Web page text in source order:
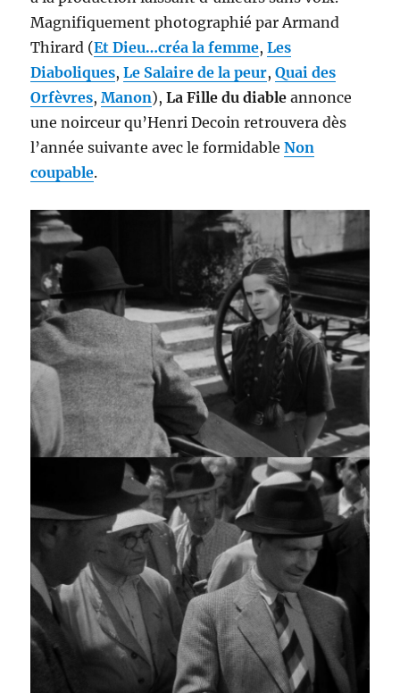
Magnifiquement photographié par Armand
Thirard (Et Dieu…créa la femme,Les
Diaboliques, Le Salaire de la peur,Quai des
Orfèvres,Manon),La Fille du diable annonce
une noirceur qu’Henri Decoin retrouvera dès
l’année suivante avec le formidableNon
coupable.